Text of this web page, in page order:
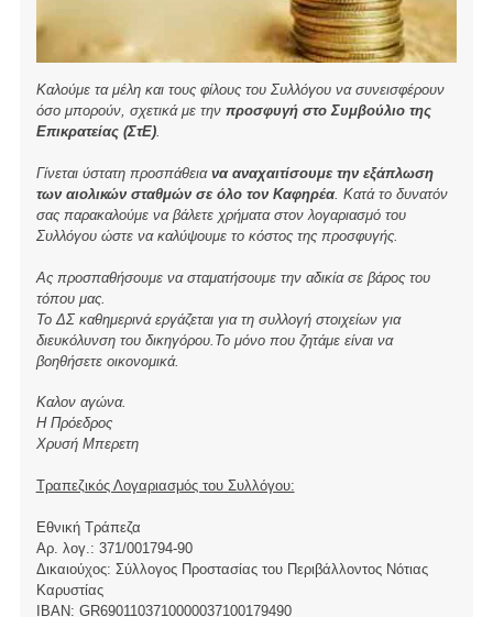
Καλούμε τα μέλη και τους φίλους του Συλλόγου να συνεισφέρουν
όσο μπορούν, σχετικά με την προσφυγή στο Συμβούλιο της
Επικρατείας (ΣτΕ).
Γίνεται ύστατη προσπάθεια να αναχαιτίσουμε την εξάπλωση
των αιολικών σταθμών σε όλο τον Καφηρέα. Κατά το δυνατόν
σας παρακαλούμε να βάλετε χρήματα στον λογαριασμό του
Συλλόγου ώστε να καλύψουμε το κόστος της προσφυγής.
Ας προσπαθήσουμε να σταματήσουμε την αδικία σε βάρος του
τόπου μας.
Το ΔΣ καθημερινά εργάζεται για τη συλλογή στοιχείων για
διευκόλυνση του δικηγόρου.Το μόνο που ζητάμε είναι να
βοηθήσετε οικονομικά.
Καλον αγώνα.
Η Πρόεδρος
Χρυσή Μπερετη
Τραπεζικός Λογαριασμός του Συλλόγου:
Εθνική Τράπεζα
Αρ. λογ.: 371/001794-90
Δικαιούχος: Σύλλογος Προστασίας του Περιβάλλοντος Νότιας
Καρυστίας
ΙBAN: GR6901103710000037100179490